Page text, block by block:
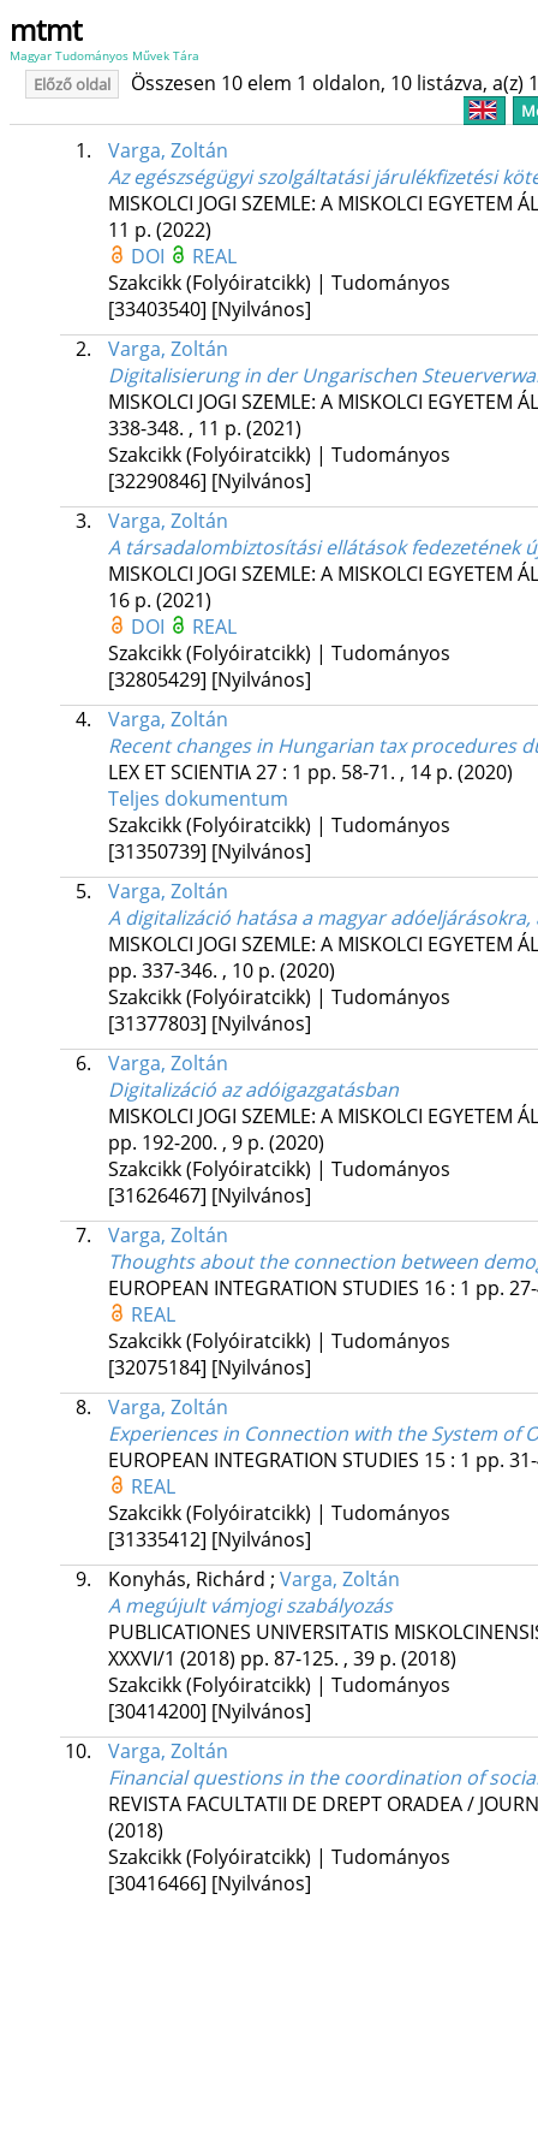
mtmt
Magyar Tudományos Művek Tára
Előző oldal Összesen 10 elem 1 oldalon, 10 listázva, a(z)
1.
Varga, Zoltán
Az egészségügyi szolgáltatási járulékfizetési
MISKOLCI JOGI SZEMLE: A MISKOLCI EGYETEM
11 p. (2022)
DOI
REAL
Szakcikk (Folyóiratcikk) | Tudományos
[33403540] [Nyilvános]
2.
Varga, Zoltán
Digitalisierung in der Ungarischen
MISKOLCI JOGI SZEMLE: A MISKOLCI EGYETEM
338-348. , 11 p. (2021)
Szakcikk (Folyóiratcikk) | Tudományos
[32290846] [Nyilvános]
3.
Varga, Zoltán
A társadalombiztosítási ellátások fedezetének
MISKOLCI JOGI SZEMLE: A MISKOLCI EGYETEM
16 p. (2021)
DOI
REAL
Szakcikk (Folyóiratcikk) | Tudományos
[32805429] [Nyilvános]
4.
Varga, Zoltán
Recent changes in Hungarian tax procedures
LEX ET SCIENTIA27: 1 pp. 58-71. , 14 p. (2020)
Teljes dokumentum
Szakcikk (Folyóiratcikk) | Tudományos
[31350739] [Nyilvános]
5.
Varga, Zoltán
A digitalizáció hatása a magyar adóeljárásokra,
MISKOLCI JOGI SZEMLE: A MISKOLCI EGYETEM
pp. 337-346. , 10 p. (2020)
Szakcikk (Folyóiratcikk) | Tudományos
[31377803] [Nyilvános]
6.
Varga, Zoltán
Digitalizáció az adóigazgatásban
MISKOLCI JOGI SZEMLE: A MISKOLCI EGYETEM
pp. 192-200. , 9 p. (2020)
Szakcikk (Folyóiratcikk) | Tudományos
[31626467] [Nyilvános]
7.
Varga, Zoltán
Thoughts about the connection between
EUROPEAN INTEGRATION STUDIES 16: 1 pp.
REAL
Szakcikk (Folyóiratcikk) | Tudományos
[32075184] [Nyilvános]
8.
Varga, Zoltán
Experiences in Connection with the System of
EUROPEAN INTEGRATION STUDIES 15: 1 pp.
REAL
Szakcikk (Folyóiratcikk) | Tudományos
[31335412] [Nyilvános]
9.
Konyhás, Richárd ; Varga, Zoltán
A megújult vámjogi szabályozás
PUBLICATIONES UNIVERSITATIS
XXXVI/1 (2018) pp. 87-125. , 39 p. (2018)
Szakcikk (Folyóiratcikk) | Tudományos
[30414200] [Nyilvános]
10.
Varga, Zoltán
Financial questions in the coordination of
REVISTA FACULTATII DE DREPT ORADEA /
(2018)
Szakcikk (Folyóiratcikk) | Tudományos
[30416466] [Nyilvános]